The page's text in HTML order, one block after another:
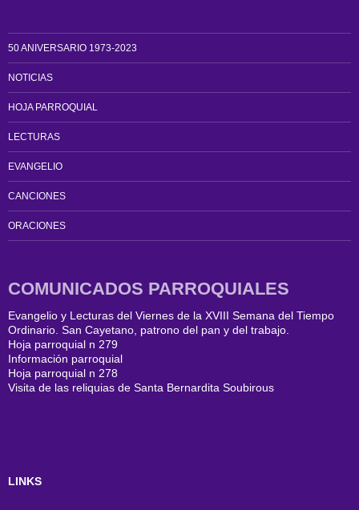
50 ANIVERSARIO 1973-2023
NOTICIAS
HOJA PARROQUIAL
LECTURAS
EVANGELIO
CANCIONES
ORACIONES
COMUNICADOS PARROQUIALES
Evangelio y Lecturas del Viernes de la XVIII Semana del Tiempo
Ordinario. San Cayetano, patrono del pan y del trabajo.
Hoja parroquial n 279
Información parroquial
Hoja parroquial n 278
Visita de las reliquias de Santa Bernardita Soubirous
LINKS